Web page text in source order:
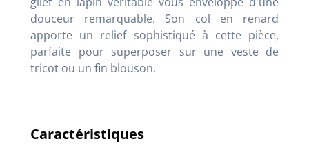
douceur remarquable. Son col en renard
apporte un relief sophistiqué à cette pièce,
parfaite pour superposer sur une veste de
tricot ou un fin blouson.
Caractéristiques